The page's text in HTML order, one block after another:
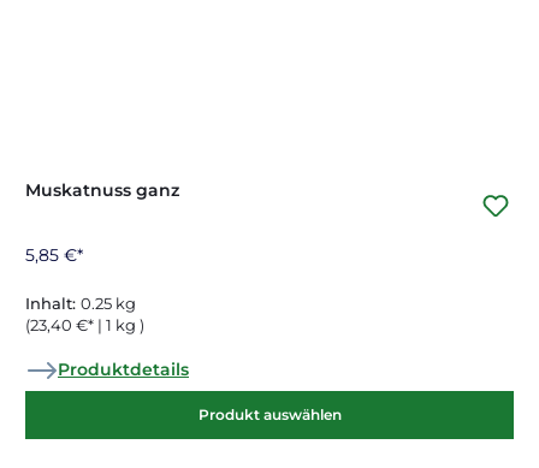
Muskatnuss ganz
5,85 €*
Inhalt: 0.25 kg
(23,40 €* | 1 kg )
Produktdetails
Produkt auswählen